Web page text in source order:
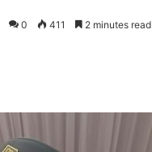
0 411 2 minutes read